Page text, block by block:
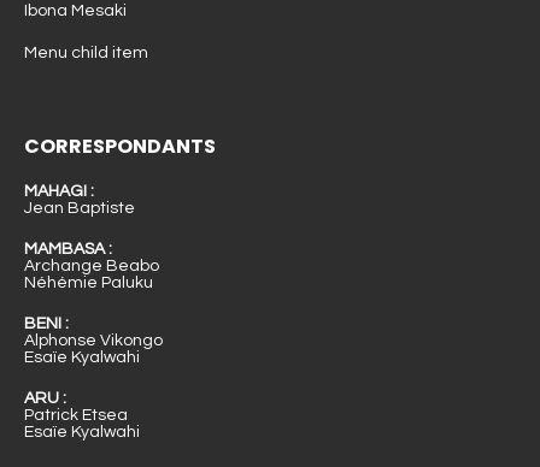
Ibona Mesaki
Menu child item
CORRESPONDANTS
MAHAGI :
Jean Baptiste
MAMBASA :
Archange Beabo
Néhémie Paluku
BENI :
Alphonse Vikongo
Esaïe Kyalwahi
ARU :
Patrick Etsea
Esaïe Kyalwahi